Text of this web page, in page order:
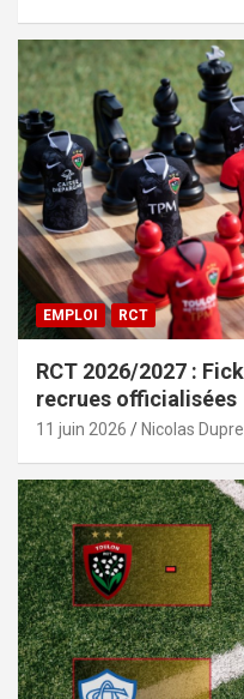
EMPLOI RCT
RCT 2026/2027 :
recrues officialisées
11 juin 2026 Nicolas Dupre